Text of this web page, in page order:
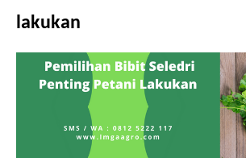
lakukan